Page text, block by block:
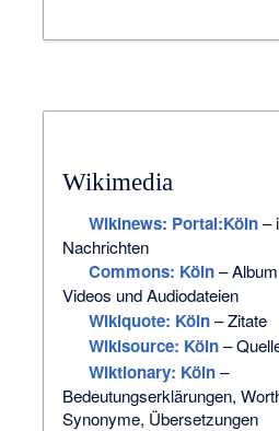
Wikimedia
Wikinews: Portal:Köln–
Nachrichten
Commons: Köln–
Videos und Audiodateien
Wikiquote: Köln– Zitate
Wikisource: Köln–
Wiktionary: Köln–
Bedeutungserklärungen,
Synonyme, Übersetzungen